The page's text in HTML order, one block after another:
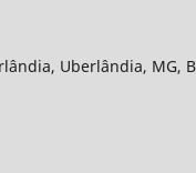
Uberlândia, MG,